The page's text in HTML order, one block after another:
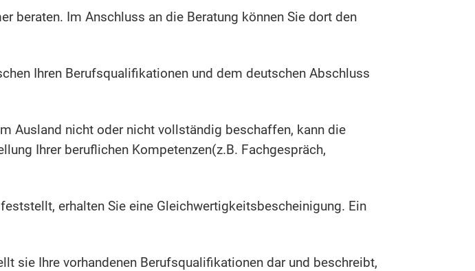
beraten. Im Anschluss an die Beratung können Sie dort den
Ihren Berufsqualifikationen und dem deutschen Abschluss
Ausland nicht oder nicht vollständig beschaffen, kann die
Ihrer beruflichen Kompetenzen(z.B. Fachgespräch,
erhalten Sie eine Gleichwertigkeitsbescheinigung. Ein
sie Ihre vorhandenen Berufsqualifikationen dar und beschreibt,